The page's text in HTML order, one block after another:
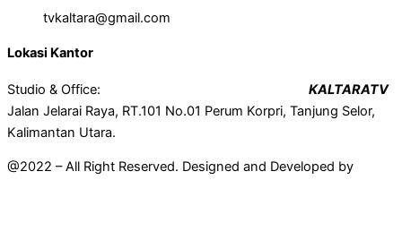
tvkaltara@gmail.com
Lokasi Kantor
Studio & Office: KALTARATV
Jalan Jelarai Raya, RT.101 No.01 Perum Korpri, Tanjung Selor,
Kalimantan Utara.
@2022 – All Right Reserved. Designed and Developed by